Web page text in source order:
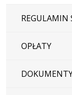
REGULAMIN
OPŁATY